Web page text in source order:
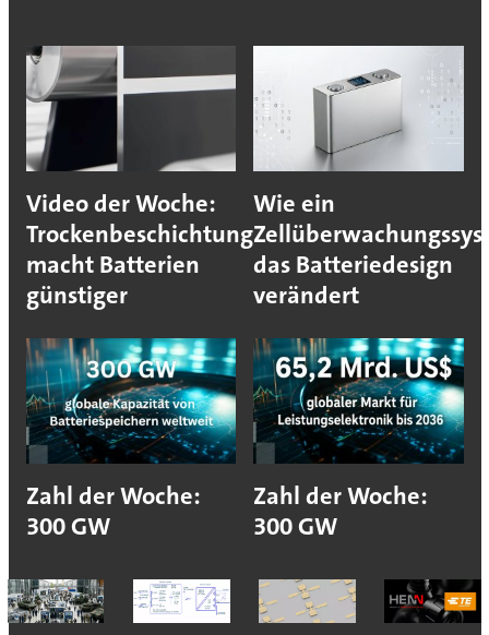
Video der Woche:
Trockenbeschichtung
macht Batterien
günstiger
Wie ein
das Batteriedesign
verändert
Zahl der Woche:
300 GW
Zahl der Woche:
300 GW